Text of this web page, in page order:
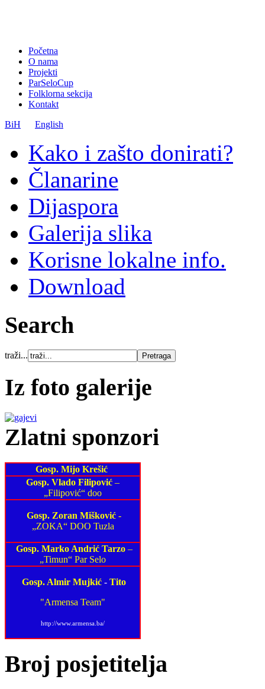
Početna
O nama
Projekti
ParSeloCup
Folklorna sekcija
Kontakt
BiH
English
Kako i zašto donirati?
Članarine
Dijaspora
Galerija slika
Korisne lokalne info.
Download
Search
traži...
Iz foto galerije
Zlatni sponzori
Gosp. Mijo Krešić
Gosp. Vlado Filipović –
„Filipović“ doo
Gosp. Zoran Mišković -
„ZOKA“ DOO Tuzla
Gosp. Marko Andrić Tarzo–
„Timun“ Par Selo
Gosp. Almir Mujkić - Tito
"Armensa Team"
http://www.armensa.ba/
Broj posjetitelja